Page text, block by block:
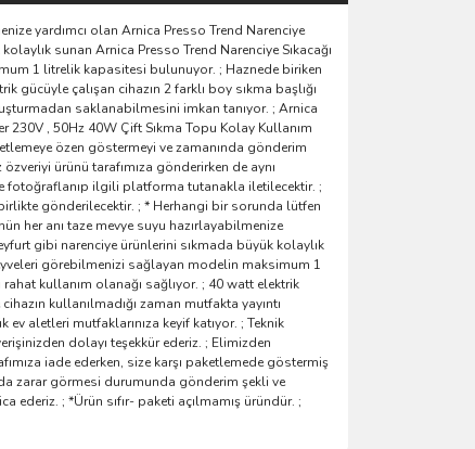
yardımcı olan Arnica Presso Trend Narenciye
sunan Arnica Presso Trend Narenciye Sıkacağı
1 litrelik kapasitesi bulunuyor. ; Haznede biriken
çalışan cihazın 2 farklı boy sıkma başlığı
saklanabilmesini imkan tanıyor. ; Arnica
230V , 50Hz 40W Çift Sıkma Topu Kolay Kullanım
özen göstermeyi ve zamanında gönderim
ürünü tarafımıza gönderirken de aynı
fotoğraflanıp ilgili platforma tutanakla iletilecektir. ;
gönderilecektir. ; * Herhangi bir sorunda lütfen
her anı taze mevye suyu hazırlayabilmenize
gibi narenciye ürünlerini sıkmada büyük kolaylık
görebilmenizi sağlayan modelin maksimum 1
kullanım olanağı sağlıyor. ; 40 watt elektrik
kullanılmadığı zaman mutfakta yayıntı
ev aletleri mutfaklarınıza keyif katıyor. ; Teknik
dolayı teşekkür ederiz. ; Elimizden
iade ederken, size karşı paketlemede göstermiş
zarar görmesi durumunda gönderim şekli ve
; *Ürün sıfır- paketi açılmamış üründür. ;